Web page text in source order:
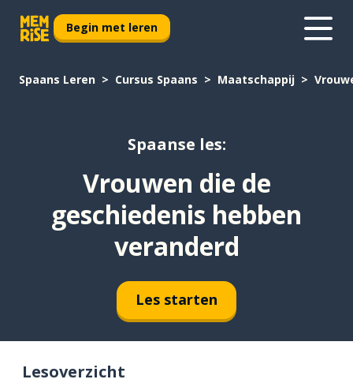
Begin met leren
Spaans Leren Cursus Spaans Maatschappij
Spaanse les:
Vrouwen die de
geschiedenis hebben
veranderd
Les starten
Lesoverzicht